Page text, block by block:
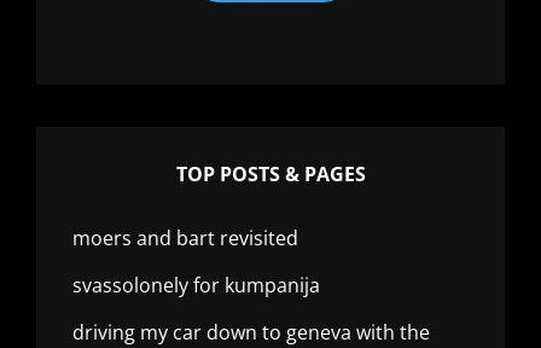
TOP POSTS & PAGES
moers and bart revisited
svassolonely for kumpanija
driving my car down to geneva with the